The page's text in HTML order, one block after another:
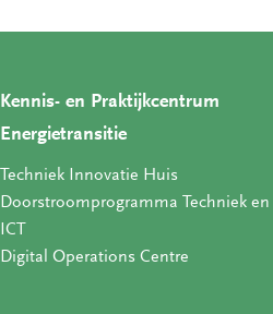
Kennis- en Praktijkcentrum
Energietransitie
Techniek Innovatie Huis
Doorstroomprogramma Techniek en
ICT
Digital Operations Centre